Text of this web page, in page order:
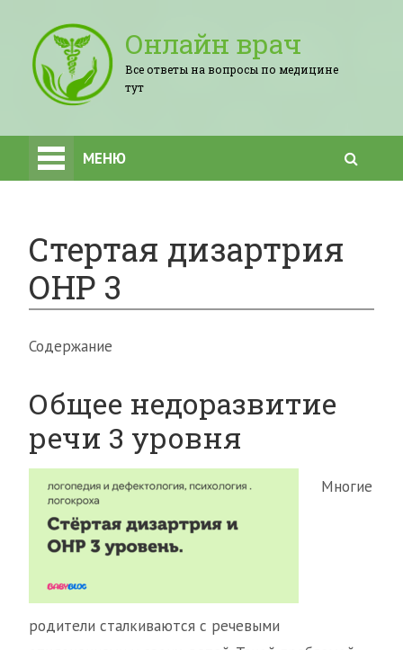
Онлайн врач
Все ответы на вопросы по медицине
тут
МЕНЮ
Стертая дизартрия
ОНР 3
Содержание
Общее недоразвитие
речи 3 уровня
Многие
родители сталкиваются с речевыми